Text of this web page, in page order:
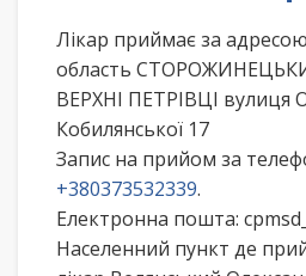
Лікар приймає за
область
ВЕРХНІ ПЕТРІВЦІ вулиця
Кобилянської 17
Запис на прийом за
+380373532339.
Електронна пошта:
Населенний пункт де